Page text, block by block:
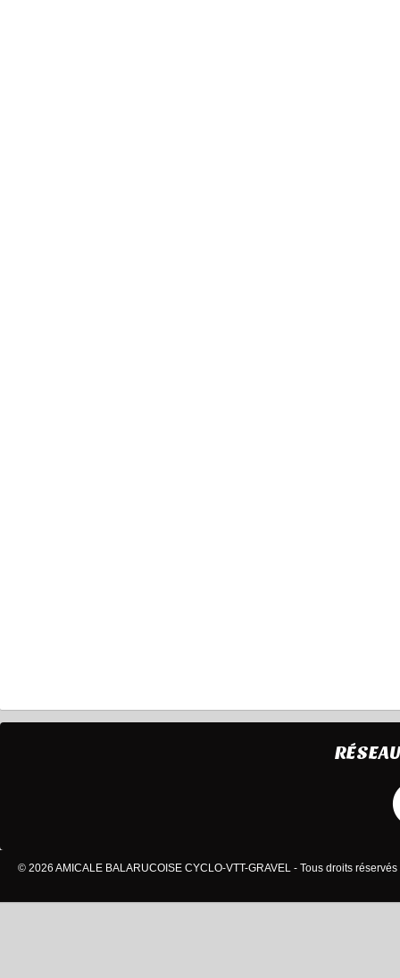
© 2026 AMICALE BALARUCOISE CYCLO-VTT-GRAVEL - Tous droits réservés